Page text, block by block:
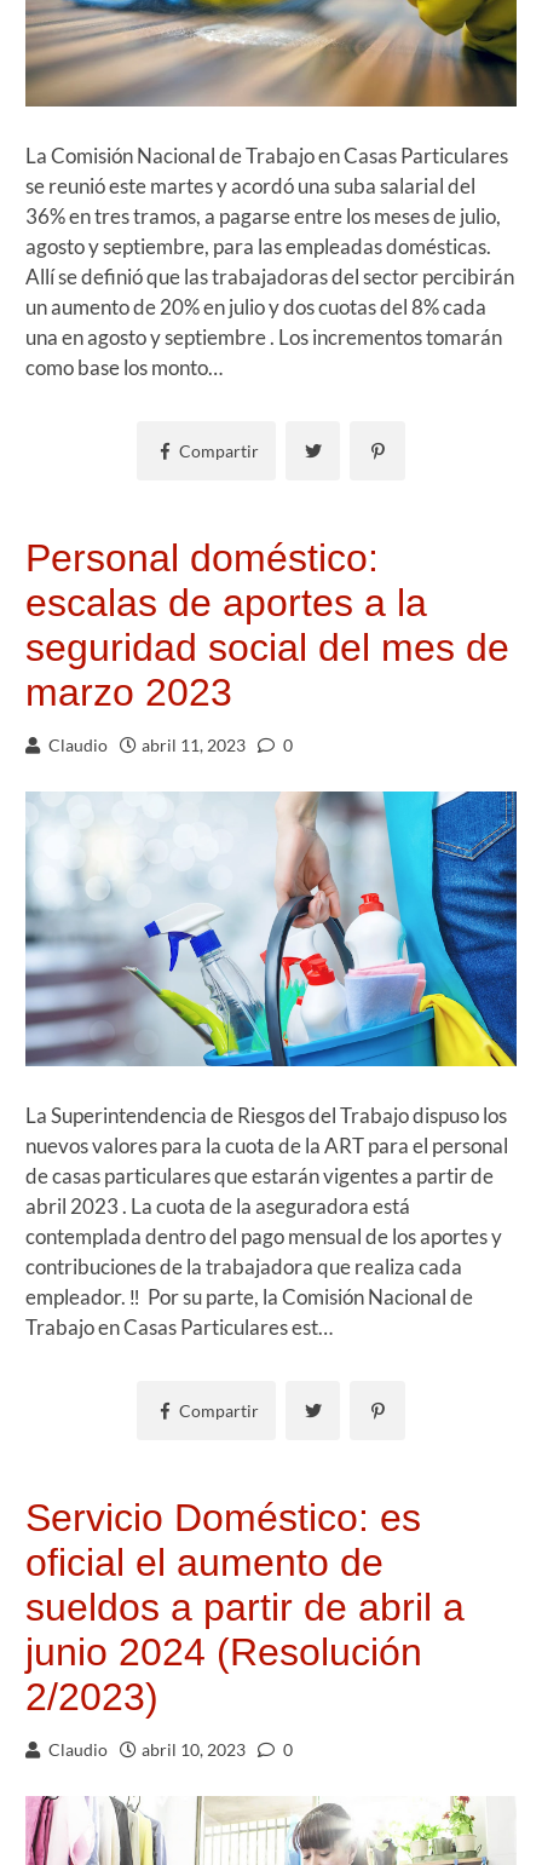
La Comisión Nacional de Trabajo en Casas Particulares
se reunió este martes y acordó una suba salarial del
36% en tres tramos, a pagarse entre los meses de julio,
agosto y septiembre, para las empleadas domésticas.
Allí se definió que las trabajadoras del sector percibirán
un aumento de 20% en julio y dos cuotas del 8% cada
una en agosto y septiembre . Los incrementos tomarán
como base los monto…
Compartir
Personal doméstico:
escalas de aportes a la
seguridad social del mes de
marzo 2023
Claudio abril 11, 2023 0
La Superintendencia de Riesgos del Trabajo dispuso los
nuevos valores para la cuota de la ART para el personal
de casas particulares que estarán vigentes a partir de
abril 2023 . La cuota de la aseguradora está
contemplada dentro del pago mensual de los aportes y
contribuciones de la trabajadora que realiza cada
empleador. ‼ Por su parte, la Comisión Nacional de
Trabajo en Casas Particulares est…
Compartir
Servicio Doméstico: es
oficial el aumento de
sueldos a partir de abril a
junio 2024 (Resolución
2/2023)
Claudio abril 10, 2023 0